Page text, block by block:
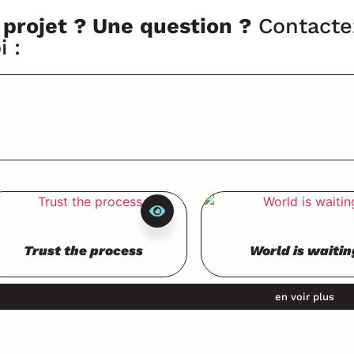
projet ? Une question ?
:
Trust the process World is
en voir plus